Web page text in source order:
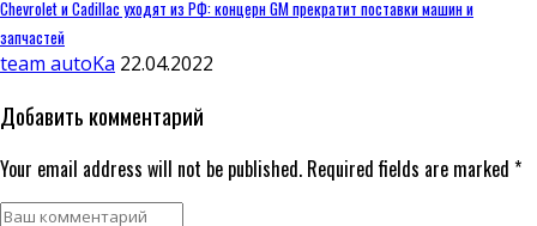
Chevrolet и Cadillac уходят из РФ: концерн GM прекратит поставки машин и
запчастей
team autoKa 22.04.2022
Добавить комментарий
Your email address will not be published. Required fields are marked *